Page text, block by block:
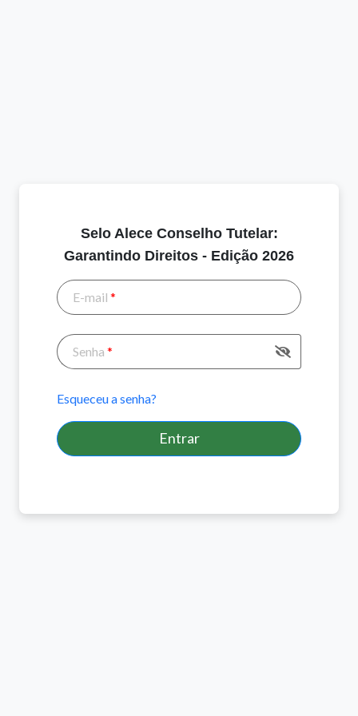
Selo Alece Conselho Tutelar:
Garantindo Direitos - Edição 2026
E-mail *
Senha *
Esqueceu a senha?
Entrar